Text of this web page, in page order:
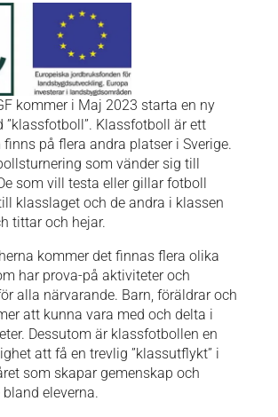
kommer i Maj 2023 starta en ny
”klassfotboll”. Klassfotboll är ett
på flera andra platser i Sverige.
som vänder sig till
som vill testa eller gillar fotboll
klasslaget och de andra i klassen
tittar och hejar.
kommer det finnas flera olika
har prova-på aktiviteter och
alla närvarande. Barn, föräldrar och
att kunna vara med och delta i
Dessutom är klassfotbollen en
att få en trevlig ”klassutflykt” i
som skapar gemenskap och
eleverna.